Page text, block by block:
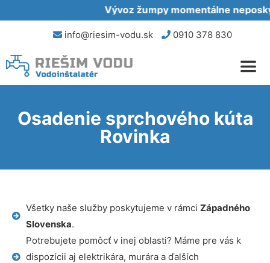
Vývoz žumpy momentálne
info@riesim-vodu.sk 0910 378 830
Osadenie sprchového kúta
Rovinka
Všetky naše služby poskytujeme v rámci Západného
Slovenska.
Potrebujete pomôcť v inej oblasti? Máme pre vás k
dispozícii aj elektrikára, murára a ďalších